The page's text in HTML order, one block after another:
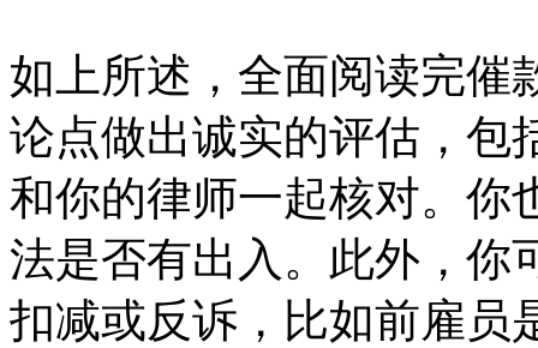
如上所述，全面阅读完催
论点做出诚实的评估，包
和你的律师一起核对。你
法是否有出入。此外，你
扣减或反诉，比如前雇员